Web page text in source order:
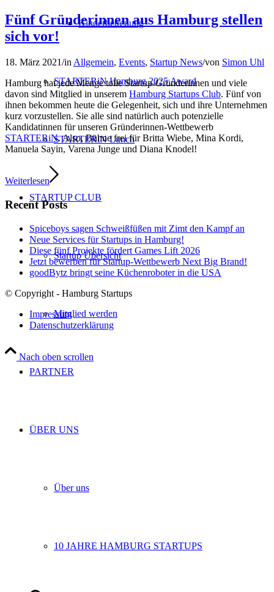
Kinderbetreuung
STARTERiN Hamburg 2025 Award
STARTERiN Lunch
STARTUP CLUB
Startup Übersicht
Mitglied werden
PARTNER
ÜBER UNS
Über uns
10 JAHRE HAMBURG STARTUPS
Fünf Gründerinnen aus Hamburg stellen
sich vor!
18. März 2021/in Allgemein, Events, Startup News/von Simon Uhl
Hamburg hat jede Menge tolle Startup-Gründerinnen und viele
davon sind Mitglied in unserem Hamburg Startups Club. Fünf von
ihnen bekommen heute die Gelegenheit, sich und ihre Unternehmen
kurz vorzustellen. Sie alle sind natürlich auch potenzielle
Kandidatinnen für unseren Gründerinnen-Wettbewerb
STARTERiN. Also, Bühne frei für Britta Wiebe, Mina Kordi,
Manuela Sayin, Varena Junge und Diana Knodel!
Weiterlesen
Recent Posts
Spiceboys sagen Schweißfüßen mit Zimt den Kampf an
Neue Services für Startups in Hamburg!
Diese fünf Projekte fördert Games Lift 2026
Jetzt bewerben für Startup-Wettbewerb Next Big Brand!
goodBytz bringt seine Küchenroboter in die USA
© Copyright - Hamburg Startups
Impressum
Datenschutzerklärung
Nach oben scrollen